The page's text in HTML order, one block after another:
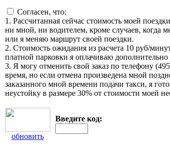
Согласен, что:
1. Рассчитанная сейчас стоимость моей
ни мной, ни водителем, кроме случаев, когда
или я меняю маршрут своей поездки.
2. Стоимость ожидания из расчета 10 руб/
платной парковки я оплачиваю
3. Я могу отменить свой заказ по телефону
время, но если отмена произведена мной
заказанного мной времени подачи такси, я
неустойку в размере 30% от стоимости моей
обновить
Введите код: